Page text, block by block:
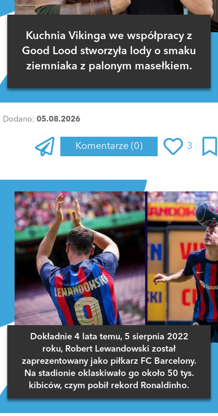
Kuchnia Vikinga we współpracy z
Good Lood stworzyła lody o smaku
ziemniaka z palonym masełkiem.
Dodano: 05.08.2026
Komentarze (0) 3
Dokładnie 4 lata temu, 5 sierpnia 2022
roku, Robert Lewandowski został
zaprezentowany jako piłkarz FC Barcelony.
Na stadionie oklaskiwało go około 50 tys.
kibiców, czym pobił rekord Ronaldinho.